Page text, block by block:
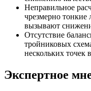
Неправильное
чрезмерно
вызывают
Отсутствие
тройниковых
нескольких точек
Экспертное